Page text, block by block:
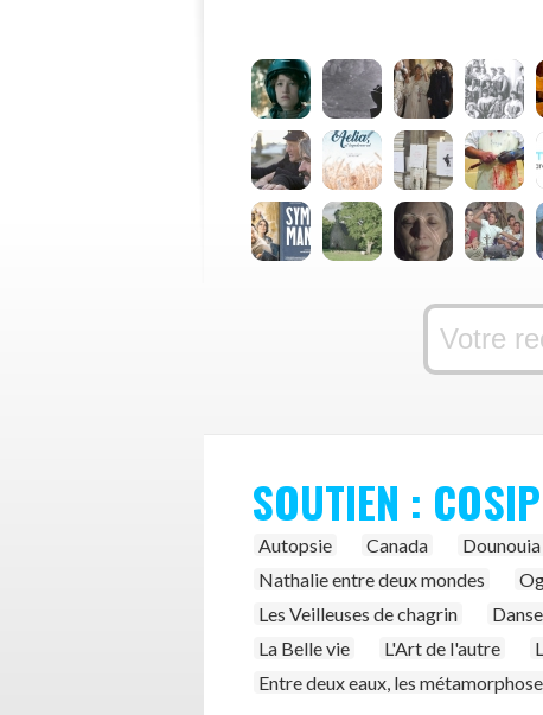
SOUTIEN : COSIP
Autopsie Canada
Nathalie entre deux mondes
Les Veilleuses de chagrin
La Belle vie
L'Art de l'autre
Entre deux eaux, les